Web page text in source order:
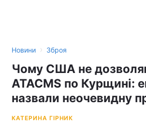
Новини › Зброя
Чому США не
ATACMS по Курщині:
назвали неочевидну
КАТЕРИНА ГІРНИК